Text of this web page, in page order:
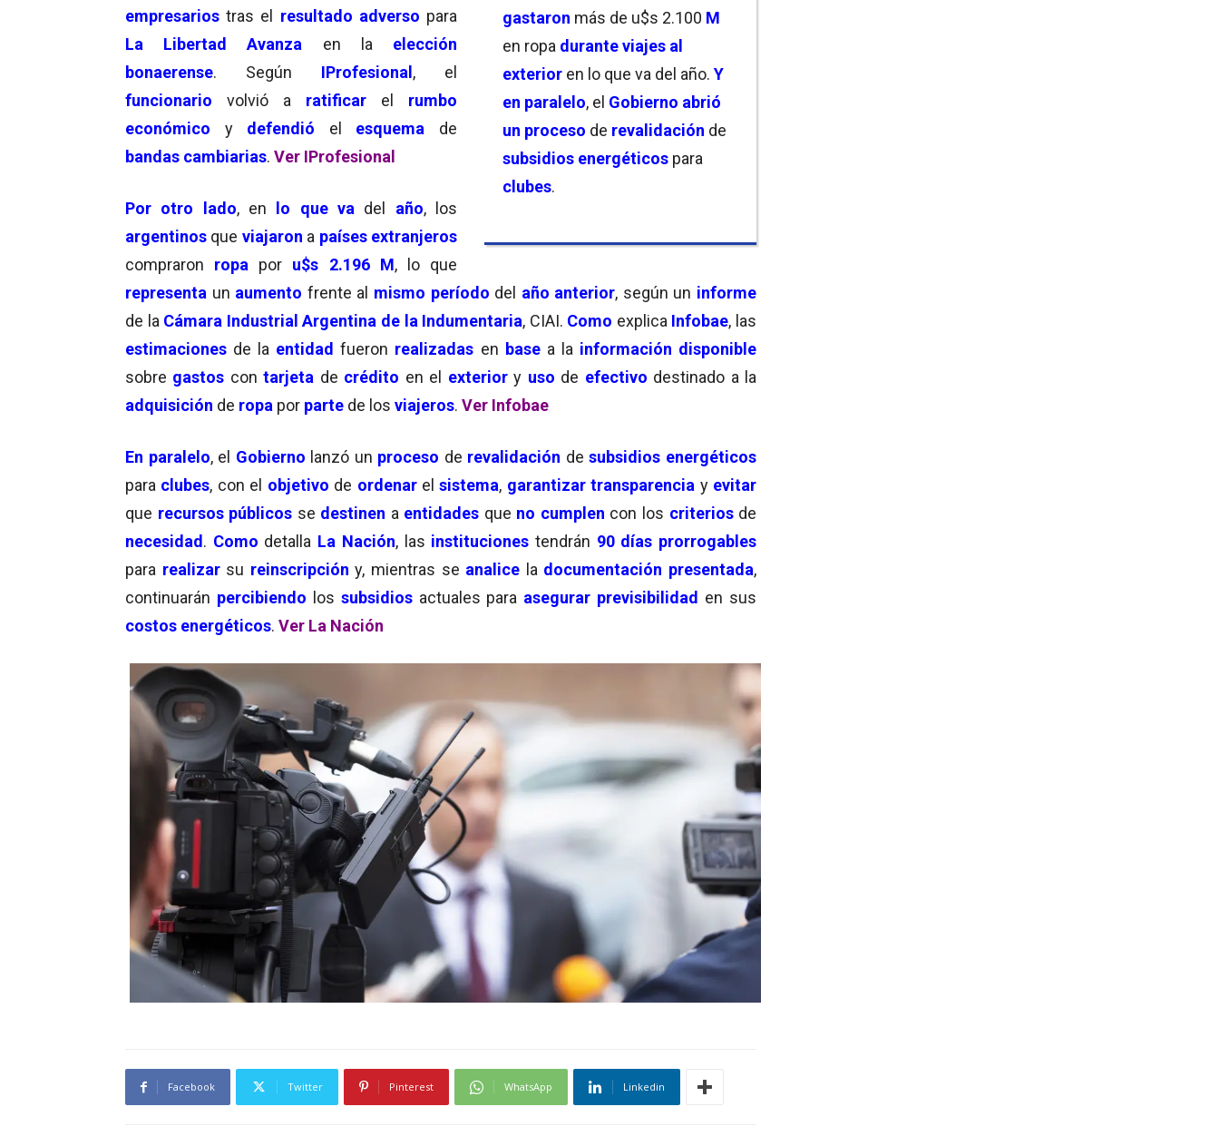
gastaron más de u$s 2.100 M
en ropa durante viajes al
exterior en lo que va del año. Y
en paralelo, el Gobierno abrió
un proceso de revalidación de
subsidios energéticos para
clubes.
empresarios tras el resultado adverso para
La Libertad Avanza en la elección
bonaerense. Según IProfesional, el
funcionario
volvió a ratificar el rumbo
económico y defendió el esquema
de
bandas cambiarias. Ver IProfesional
Por otro lado, en lo queva del año, los
argentinos que viajaron a países extranjeros
compraron ropa por u$s 2.196 M, lo que
representa un aumento frente al mismo período del año anterior, según un informe
de la Cámara Industrial Argentina de la Indumentaria, CIAI. Como explica Infobae, las
estimaciones de la entidad fueron realizadas en base a la información disponible
sobre gastos contarjeta de crédito en el exterior y uso de efectivo destinado a la
adquisición de ropa por parte de los viajeros. Ver Infobae
En paralelo, el Gobierno lanzó un proceso de revalidación desubsidios energéticos
para clubes, con el objetivo de ordenar elsistema, garantizar transparencia y evitar
que recursos públicos se destinen a entidades que no cumplen con los criterios de
necesidad. Como detalla La Nación, las instituciones tendrán 90 días prorrogables
para realizar su reinscripción y, mientras se analice la documentación presentada,
continuarán percibiendo los subsidios actuales para asegurar previsibilidad en sus
costos energéticos. Ver La Nación
Facebook Twitter Pinterest WhatsApp Linkedin